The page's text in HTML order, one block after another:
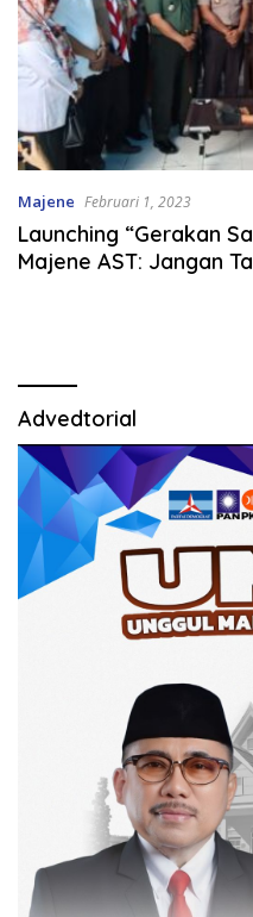
Majene Februari 1, 2023
Launching “Gerakan
Majene AST: Jangan
Advedtorial